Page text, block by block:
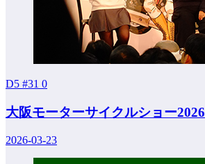
D5 #31 0
大阪モーターサイクルショー2026
2026-03-23